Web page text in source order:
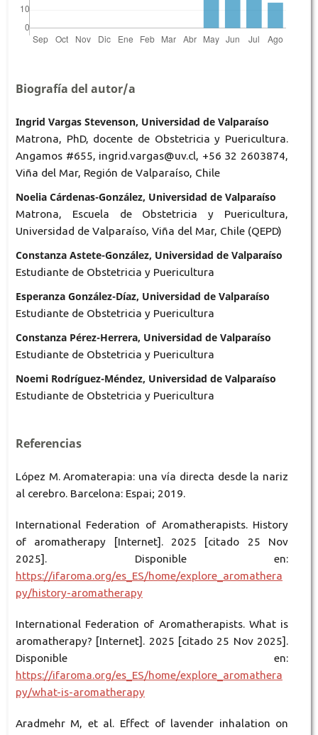
Biografía del autor/a
Ingrid Vargas Stevenson, Universidad de Valparaíso
Matrona, PhD, docente de Obstetricia y Puericultura.
Angamos #655, ingrid.vargas@uv.cl, +56 32 2603874,
Viña del Mar, Región de Valparaíso, Chile
Noelia Cárdenas-González, Universidad de Valparaíso
Matrona, Escuela de Obstetricia y Puericultura,
Universidad de Valparaíso, Viña del Mar, Chile (QEPD)
Constanza Astete-González, Universidad de Valparaíso
Estudiante de Obstetricia y Puericultura
Esperanza González-Díaz, Universidad de Valparaíso
Estudiante de Obstetricia y Puericultura
Constanza Pérez-Herrera, Universidad de Valparaíso
Estudiante de Obstetricia y Puericultura
Noemi Rodríguez-Méndez, Universidad de Valparaíso
Estudiante de Obstetricia y Puericultura
Referencias
López M. Aromaterapia: una vía directa desde la nariz
al cerebro. Barcelona: Espai; 2019.
International Federation of Aromatherapists. History
of aromatherapy [Internet]. 2025 [citado 25 Nov
2025]. Disponible en:
https://ifaroma.org/es_ES/home/explore_aromathera
py/history-aromatherapy
International Federation of Aromatherapists. What is
aromatherapy? [Internet]. 2025 [citado 25 Nov 2025].
Disponible en:
https://ifaroma.org/es_ES/home/explore_aromathera
py/what-is-aromatherapy
Aradmehr M, et al. Effect of lavender inhalation on